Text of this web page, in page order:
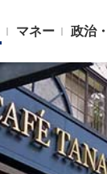
マネー 政治